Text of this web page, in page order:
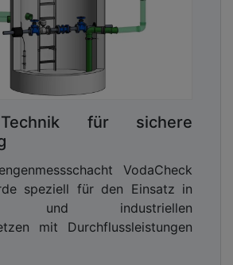
für sichere
VodaCheck
speziell für den Einsatz in
und industriellen
mit Durchflussleistungen